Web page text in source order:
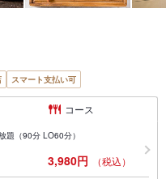
スマート支払い可
コース
題（90分 LO60分）
3,980円 （税込）